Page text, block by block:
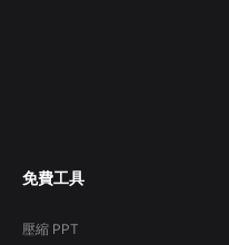
免費工具
壓縮 PPT